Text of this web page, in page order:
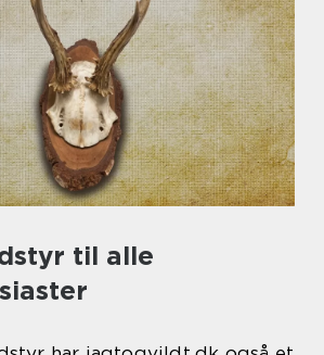
til alle